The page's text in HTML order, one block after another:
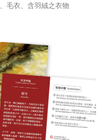
、毛衣
含羽絨之衣物